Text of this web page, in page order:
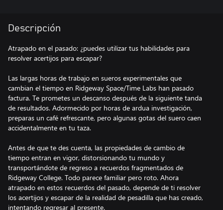
Descripción
Atrapado en el pasado: ¿puedes utilizar tus habilidades para
resolver acertijos para escapar?
Las largas horas de trabajo en sueros experimentales que
cambian el tiempo en Ridgeway Space/Time Labs han pasado
factura. Te prometes un descanso después de la siguiente tanda
de resultados. Adormecido por horas de ardua investigación,
preparas un café refrescante, pero algunas gotas del suero caen
accidentalmente en tu taza.
Antes de que te des cuenta, las propiedades de cambio de
tiempo entran en vigor, distorsionando tu mundo y
transportándote de regreso a recuerdos fragmentados de
Ridgeway College. Todo parece familiar pero roto. Ahora
atrapado en estos recuerdos del pasado, depende de ti resolver
los acertijos y escapar de la realidad de pesadilla que has creado,
intentando regresar al presente.